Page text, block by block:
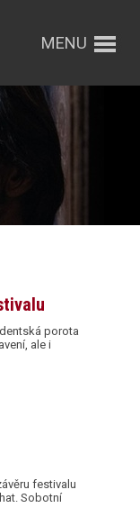
MENU
porota
ale i
festivalu
Sobotní